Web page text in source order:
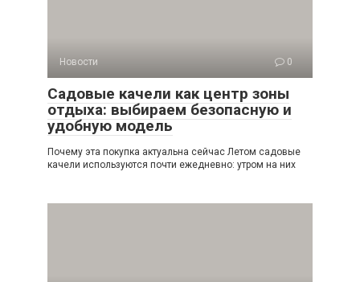
Новости 0
Садовые качели как центр зоны
отдыха: выбираем безопасную и
удобную модель
Почему эта покупка актуальна сейчас Летом садовые
качели используются почти ежедневно: утром на них